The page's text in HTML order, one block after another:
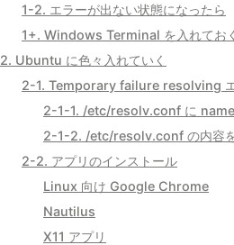
1-2. エラーが出ない状態になったら
1+. Windows Terminal を入れてお
2. Ubuntu に色々入れていく
2-1. Temporary failure resolving
2-1-1. /etc/resolv.conf に
2-1-2. /etc/resolv.conf の内容
2-2. アプリのインストール
Linux 向け Google Chrome
Nautilus
X11 アプリ